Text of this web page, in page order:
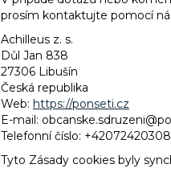
prosím kontaktujte pomocí
Achilleus z. s.
Důl Jan 838
27306 Libušín
Česká republika
Web: https://ponseti.cz
E-mail: obcanske.sdruzeni@
Telefonní číslo:
Tyto Zásady cookies byly